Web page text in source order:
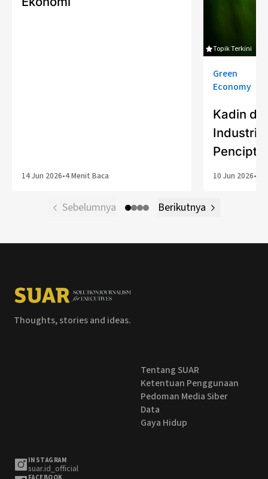
14 Jun 2026•4 Menit Baca
Topik Terkini
Green
Economy
Kadin
10 Jun 2026•
Sebelumnya Berikutnya
Thoughts, stories and ideas.
Tentang SUAR
Ketentuan Penggunaan
Pedoman Media Siber
Data
Gaya Hidup
INSTAGRAM
suar.id_official